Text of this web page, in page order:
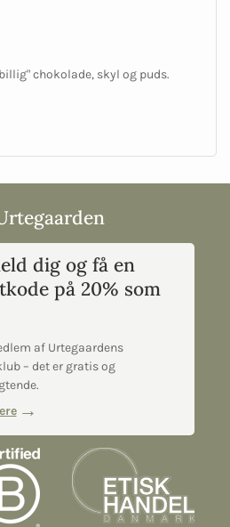
chokolade, skyl og puds.
dig og få en
på 20% som
af Urtegaardens
– det er gratis og